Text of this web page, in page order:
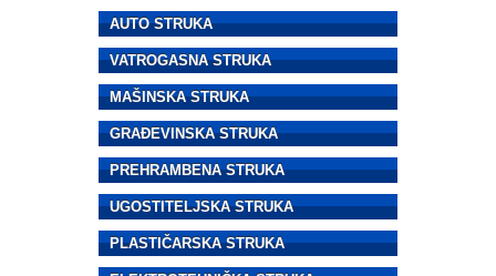
AUTO STRUKA
VATROGASNA STRUKA
MAŠINSKA STRUKA
GRAĐEVINSKA STRUKA
PREHRAMBENA STRUKA
UGOSTITELJSKA STRUKA
PLASTIČARSKA STRUKA